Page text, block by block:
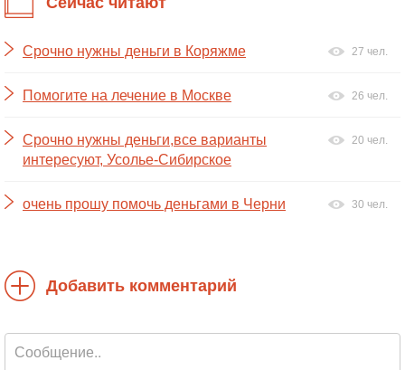
Срочно нужны деньги в Коряжме 27 чел.
Помогите на лечение в Москве 26 чел.
Срочно нужны деньги,все варианты
интересуют, Усолье-Сибирское
20 чел.
очень прошу помочь деньгами в Черни 30 чел.
Добавить комментарий